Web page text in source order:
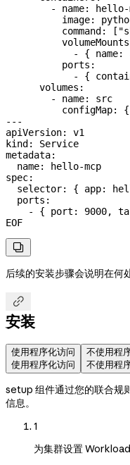
- name:
image:
command:
- { name:
          ports:
- {
      volumes:
        - name: src
configMap:
---
apiVersion: v1
kind: Service
metadata:
  name: hello-mcp
spec:
selector: { app:
  ports:
- { port: 9000,
EOF

后续的安装步骤会说明在何

安装
使用程序化访问
使用程序化访问
不使用程
不使用程
setup 组件通过您的联合规
信息。
1
为集群设置